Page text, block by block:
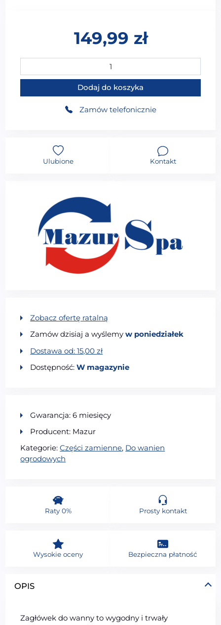
OPIS
Zagłówek do wanny to wygodny i trwały
149,99 zł
ilość ZAGŁÓWEK DO WANNY NA PRZYSSAWKI ZG-
Dodaj do koszyka
Zamów telefonicznie
Ulubione Kontakt
Zobacz ofertę ratalną
Zamów dzisiaj a wyślemyw poniedziałek
Dostawa od:15,00zł
Dostępność:W magazynie
Gwarancja: 6 miesięcy
Producent: Mazur
Kategorie:Części zamienne, Do wanien
ogrodowych
Raty 0% Prosty kontakt
Wysokie oceny Bezpieczna płatność